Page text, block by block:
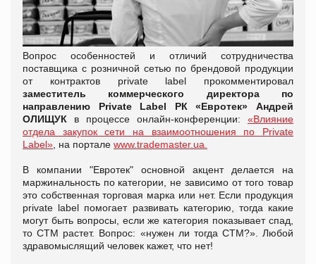
Вопрос особенностей и отличий сотрудничества
поставщика с розничной сетью по брендовой продукции
от контрактов private label прокомментировал
заместитель коммерческого директора по
направлению Private Label РК «Евротек» Андрей
ОЛИЩУК в процессе онлайн-конференции: «Влияние
отдела закупок сети на взаимоотношения по Private
Label» , на портале www.trademaster.ua.
В компании "Евротек" основной акцент делается на
маржинальность по категории, не зависимо от того товар
это собственная торговая марка или нет. Если продукция
private label помогает развивать категорию, тогда какие
могут быть вопросы, если же категория показывает спад,
то СТМ растет. Вопрос: «нужен ли тогда СТМ?». Любой
здравомыслящий человек кажет, что нет!